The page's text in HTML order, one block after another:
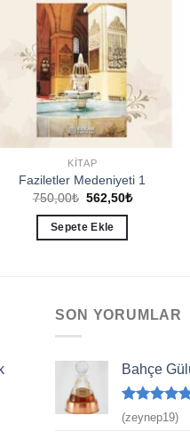
KITAP
Faziletler Medeniyeti 1
750,00₺ Orijinal
750,00₺.
562,50₺Şu
Sepete Ekle
SON YORUMLAR
Bahçe
5 üzerinden
5
oy aldı
(zeynep19)